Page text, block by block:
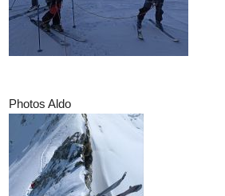
Photos Aldo